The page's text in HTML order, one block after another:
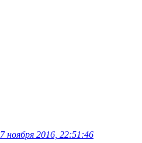
2016, 22:51:46